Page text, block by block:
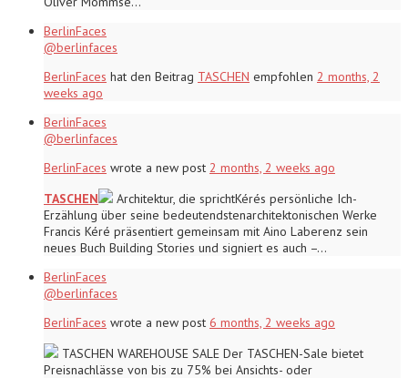
BerlinFaces
@berlinfaces
BerlinFaces hat den Beitrag TASCHEN empfohlen 2 months, 2
weeks ago
BerlinFaces
@berlinfaces
BerlinFaces wrote a new post 2 months, 2 weeks ago
TASCHEN
Architektur, die sprichtKérés persönliche Ich-
Erzählung über seine bedeutendstenarchitektonischen Werke
Francis Kéré präsentiert gemeinsam mit Aino Laberenz sein
neues Buch Building Stories und signiert es auch –…
BerlinFaces
@berlinfaces
BerlinFaces wrote a new post 6 months, 2 weeks ago
TASCHEN WAREHOUSE SALE Der TASCHEN-Sale bietet
Preisnachlässe von bis zu 75% bei Ansichts- oder